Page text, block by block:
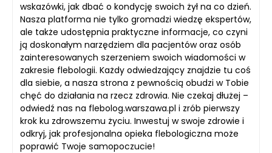
wskazówki, jak dbać o kondycję swoich żył na co dzień.
Nasza platforma nie tylko gromadzi wiedzę ekspertów,
ale także udostępnia praktyczne informacje, co czyni
ją doskonałym narzędziem dla pacjentów oraz osób
zainteresowanych szerzeniem swoich wiadomości w
zakresie flebologii. Każdy odwiedzający znajdzie tu coś
dla siebie, a nasza strona z pewnością obudzi w Tobie
chęć do działania na rzecz zdrowia. Nie czekaj dłużej –
odwiedź nas na flebolog.warszawa.pl i zrób pierwszy
krok ku zdrowszemu życiu. Inwestuj w swoje zdrowie i
odkryj, jak profesjonalna opieka flebologiczna może
poprawić Twoje samopoczucie!